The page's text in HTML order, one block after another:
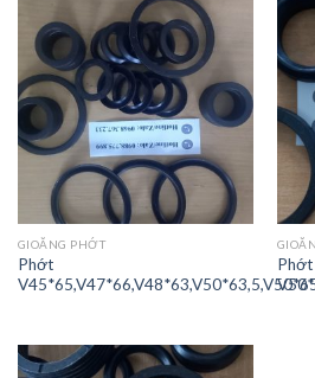
GIOĂNG PHỚT
Phớt
Phớt